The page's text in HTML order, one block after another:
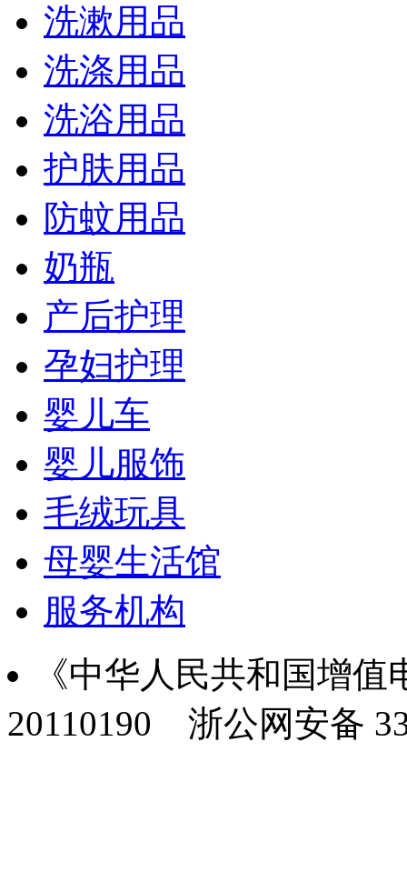
洗漱用品
洗涤用品
洗浴用品
护肤用品
防蚊用品
奶瓶
产后护理
孕妇护理
婴儿车
婴儿服饰
毛绒玩具
母婴生活馆
服务机构
《中华人民共和国增
20110190 浙公网安备